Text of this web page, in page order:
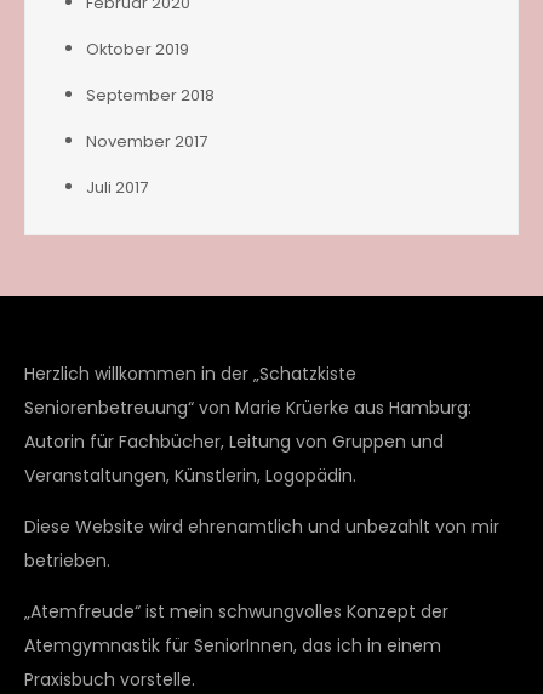
Oktober 2019
September 2018
November 2017
Juli 2017
Herzlich willkommen in der „Schatzkiste
Seniorenbetreuung“ von Marie Krüerke aus Hamburg:
Autorin für Fachbücher, Leitung von Gruppen und
Veranstaltungen, Künstlerin, Logopädin.
Diese Website wird ehrenamtlich und unbezahlt von mir
betrieben.
„Atemfreude“ ist mein schwungvolles Konzept der
Atemgymnastik für SeniorInnen, das ich in einem
Praxisbuch vorstelle.